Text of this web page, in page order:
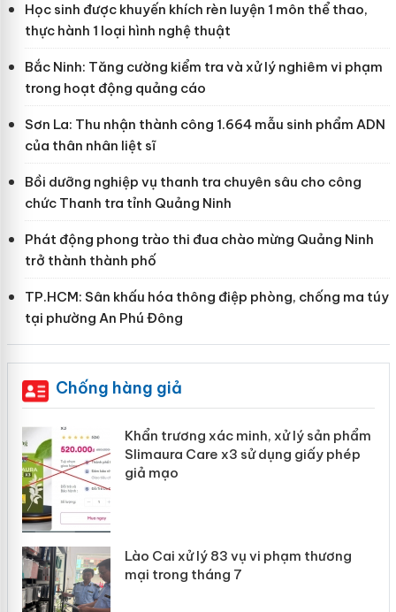
Học sinh được khuyến khích rèn luyện 1 môn thể thao,
thực hành 1 loại hình nghệ thuật
Bắc Ninh: Tăng cường kiểm tra và xử lý nghiêm vi phạm
trong hoạt động quảng cáo
Sơn La: Thu nhận thành công 1.664 mẫu sinh phẩm ADN
của thân nhân liệt sĩ
Bồi dưỡng nghiệp vụ thanh tra chuyên sâu cho công
chức Thanh tra tỉnh Quảng Ninh
Phát động phong trào thi đua chào mừng Quảng Ninh
trở thành thành phố
TP.HCM: Sân khấu hóa thông điệp phòng, chống ma túy
tại phường An Phú Đông
Chống hàng giả
Khẩn trương xác minh, xử lý sản phẩm
Slimaura Care x3 sử dụng giấy phép
giả mạo
Lào Cai xử lý 83 vụ vi phạm thương
mại trong tháng 7